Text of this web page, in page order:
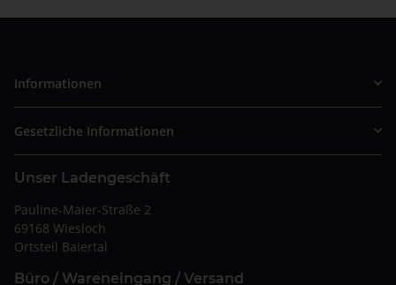
Informationen
Gesetzliche Informationen
Unser Ladengeschäft
Pauline-Maier-Straße 2
69168 Wiesloch
Ortsteil Baiertal
Büro / Wareneingang / Versand